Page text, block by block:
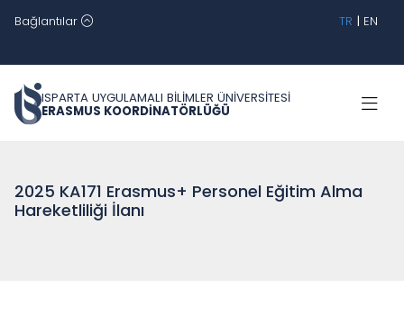
Bağlantılar TR | EN
ISPARTA UYGULAMALI BİLİMLER ÜNİVERSİTESİ
ERASMUS KOORDİNATÖRLÜĞÜ
2025 KA171 Erasmus+ Personel Eğitim Alma
Hareketliliği İlanı